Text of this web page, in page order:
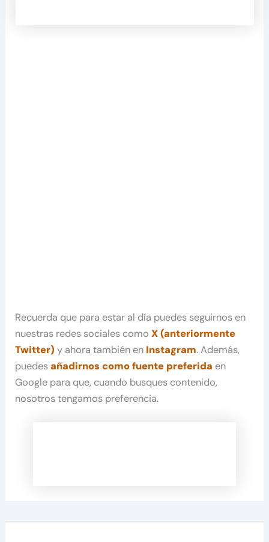
Recuerda que para estar al día puedes seguirnos en
nuestras redes sociales comoX (anteriormente
Twitter) y ahora también en Instagram. Además,
puedesañadirnos como fuente preferida en
Google para que, cuando busques contenido,
nosotros tengamos preferencia.